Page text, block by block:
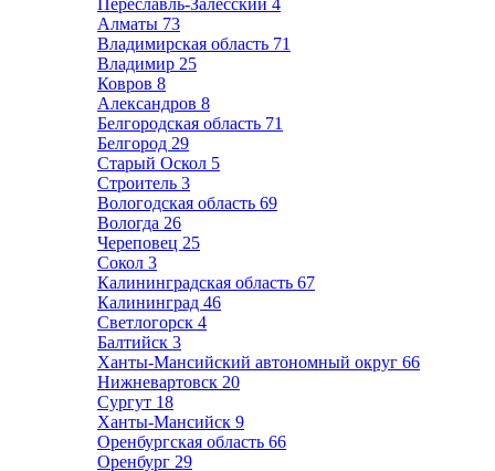
Переславль-Залесский 4
Алматы 73
Владимирская область 71
Владимир 25
Ковров 8
Александров 8
Белгородская область 71
Белгород 29
Старый Оскол 5
Строитель 3
Вологодская область 69
Вологда 26
Череповец 25
Сокол 3
Калининградская область 67
Калининград 46
Светлогорск 4
Балтийск 3
Ханты-Мансийский автономный округ 66
Нижневартовск 20
Сургут 18
Ханты-Мансийск 9
Оренбургская область 66
Оренбург 29